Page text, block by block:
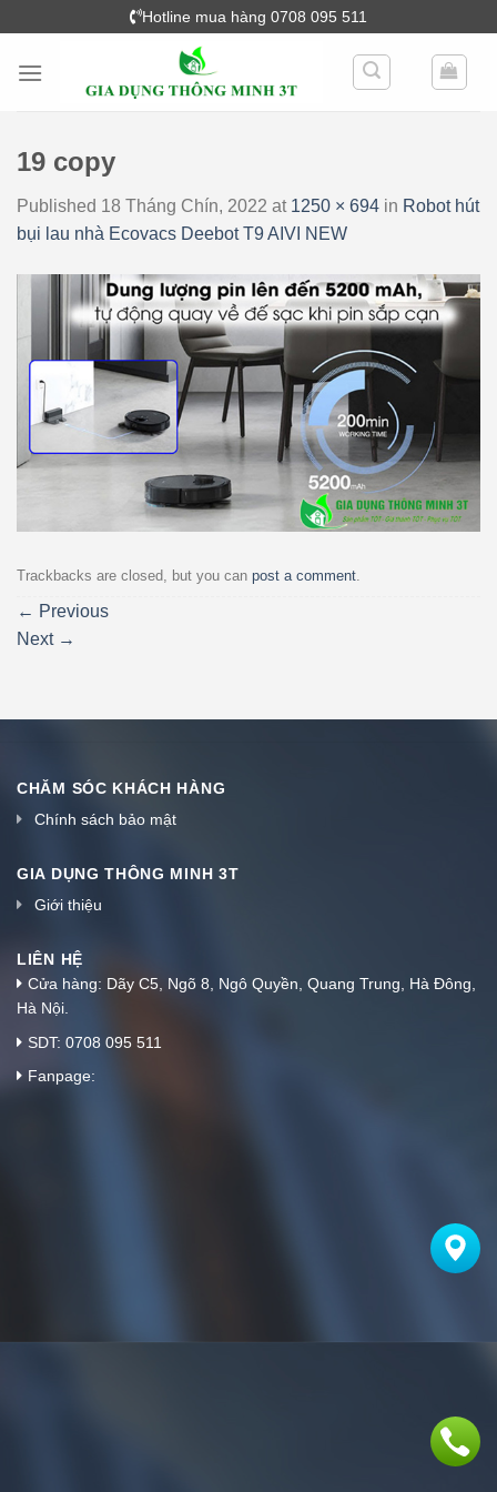
content
Hotline mua hàng 0708 095 511
19 copy
Published 18 Tháng Chín, 2022 at 1250 × 694 in Robot hút
bụi lau nhà Ecovacs Deebot T9 AIVI NEW
Trackbacks are closed, but you can post a comment.
← Previous
Next →
CHĂM SÓC KHÁCH HÀNG
Chính sách bảo mật
GIA DỤNG THÔNG MINH 3T
Giới thiệu
LIÊN HỆ
Cửa hàng: Dãy C5, Ngõ 8, Ngô Quyền, Quang Trung, Hà Đông,
Hà Nội.
SDT: 0708 095 511
Fanpage: